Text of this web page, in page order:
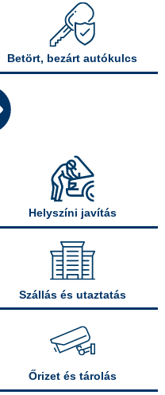
Betört, bezárt autókulcs
Helyszíni javítás
Szállás és utaztatás
Őrizet és tárolás